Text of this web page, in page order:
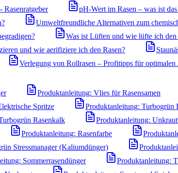
Rasenratgeber pH-Wert im Rasen – was ist
Umweltfreundliche Alternativen zum
Was ist Lüften und wie lüfte ich den
und wie aerifiziere ich den Rasen?
Verlegung von Rollrasen – Profitipps für
Produktanleitung: Vlies für Rasensamen
Spritze Produktanleitung: Turbogrün
Rasenkalk Produktanleitung:
Produktanleitung: Rasenfarbe
Stressmanager (Kaliumdünger)
Sommerrasendünger Produktanleitung: